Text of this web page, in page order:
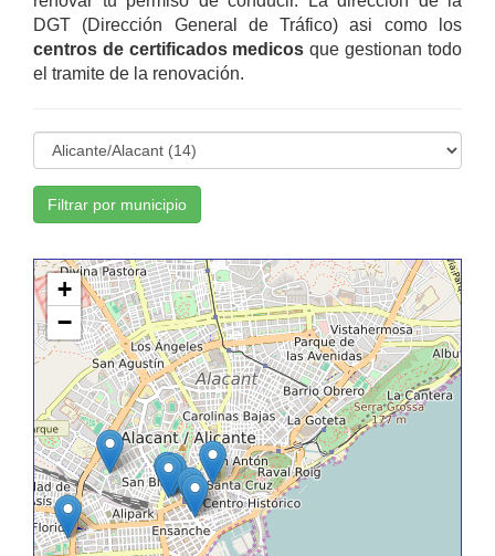
DGT (Dirección General de Tráfico) asi como los
centros de certificados medicos que gestionan todo
el tramite de la renovación.
Filtrar por municipio
+
−